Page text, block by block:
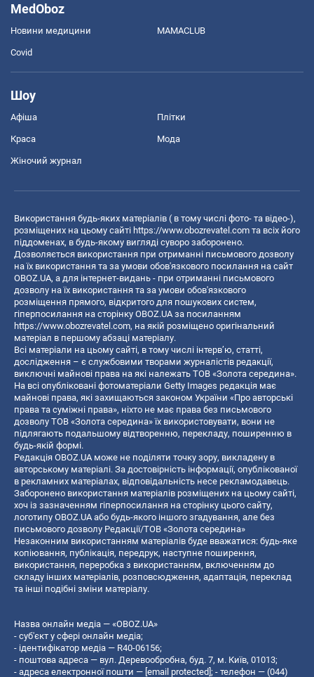
MedOboz
Новини медицини MAMACLUB
Covid
Шоу
Афіша Плітки
Краса Мода
Жіночий журнал
Використання будь-яких матеріалів ( в тому числі фото- та відео-),
розміщених на цьому сайті https://www.obozrevatel.com та всіх його
піддоменах, в будь-якому вигляді суворо заборонено.
Дозволяється використання при отриманні письмового дозволу
на їх використання та за умови обов'язкового посилання на сайт
OBOZ.UA, а для інтернет-видань - при отриманні письмового
дозволу на їх використання та за умови обов'язкового
розміщення прямого, відкритого для пошукових систем,
гіперпосилання на сторінку OBOZ.UA за посиланням
https://www.obozrevatel.com, на якій розміщено оригінальний
матеріал в першому абзаці матеріалу.
Всі матеріали на цьому сайті, в тому числі інтерв’ю, статті,
дослідження – є службовими творами журналістів редакції,
виключні майнові права на які належать ТОВ «Золота середина».
На всі опубліковані фотоматеріали Getty Images редакція має
майнові права, які захищаються законом України «Про авторські
права та суміжні права», ніхто не має права без письмового
дозволу ТОВ «Золота середина» їх використовувати, вони не
підлягають подальшому відтворенню, перекладу, поширенню в
будь-якій формі.
Редакція OBOZ.UA може не поділяти точку зору, викладену в
авторському матеріалі. За достовірність інформації, опублікованої
в рекламних матеріалах, відповідальність несе рекламодавець.
Заборонено використання матеріалів розміщених на цьому сайті,
хоч із зазначенням гіперпосилання на сторінку цього сайту,
логотипу OBOZ.UA або будь-якого іншого згадування, але без
письмового дозволу Редакції/ТОВ «Золота середина»
Незаконним використанням матеріалів буде вважатися: будь-яке
копiювання, публiкацiя, передрук, наступне поширення,
використання, переробка з використанням, включенням до
складу інших матеріалів, розповсюдження, адаптація, переклад
та інші подібні зміни матеріалу.
Назва онлайн медіа — «OBOZ.UA»
- суб'єкт у сфері онлайн медіа;
- ідентифікатор медіа — R40-06156;
- поштова адреса — вул. Деревообробна, буд. 7, м. Київ, 01013;
- адреса електронної пошти — [email protected]; - телефон — (044)